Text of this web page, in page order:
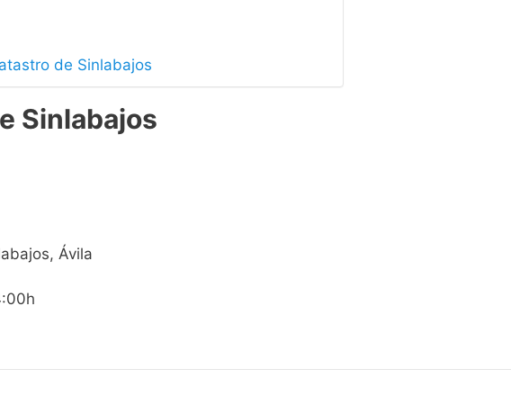
de Sinlabajos
Sinlabajos
Ávila